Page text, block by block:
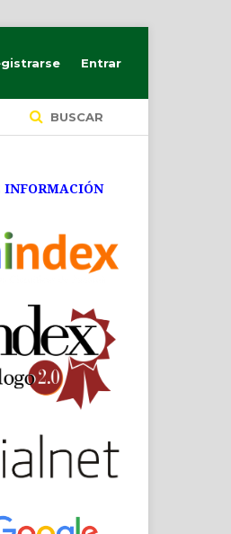
BUSCAR
Entrar
INFORMACIÓN